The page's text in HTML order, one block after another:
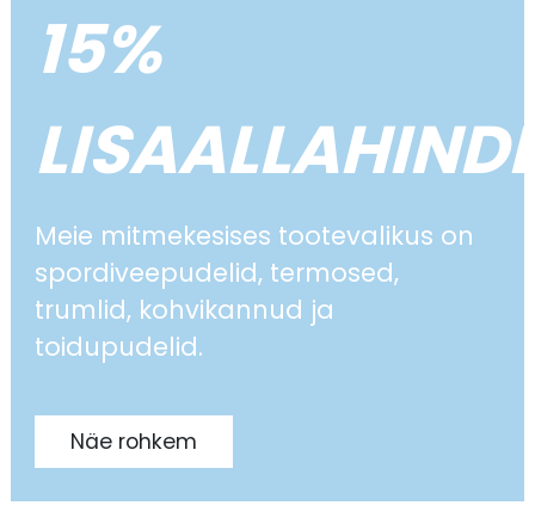
15%
Meie mitmekesises tootevalikus on
spordiveepudelid, termosed,
trumlid, kohvikannud ja
toidupudelid.
Näe rohkem